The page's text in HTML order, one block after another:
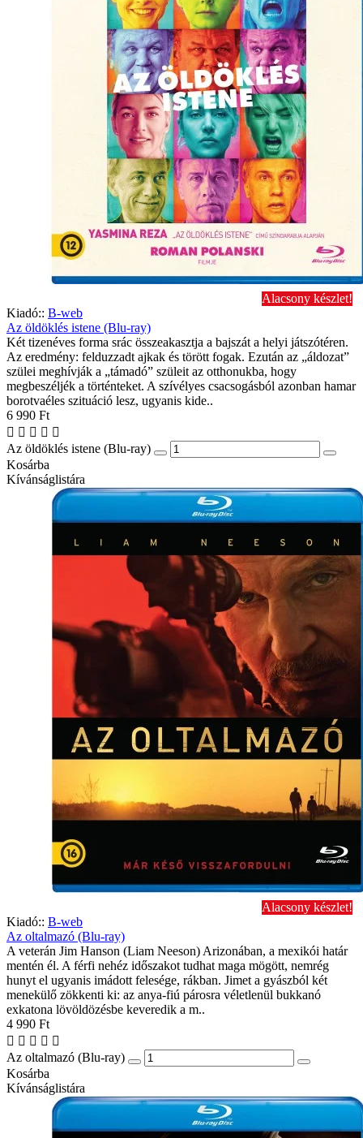
Alacsony készlet!
Kiadó:: B-web
Az öldöklés istene (Blu-ray)
Két tizenéves forma srác összeakasztja a bajszát a helyi játszótéren.
Az eredmény: felduzzadt ajkak és törött fogak. Ezután az „áldozat”
szülei meghívják a „támadó” szüleit az otthonukba, hogy
megbeszéljék a történteket. A szívélyes csacsogásból azonban hamar
borotvaéles szituáció lesz, ugyanis kide..
6 990 Ft
Az öldöklés istene (Blu-ray)
Kosárba
Kívánságlistára
Alacsony készlet!
Kiadó:: B-web
Az oltalmazó (Blu-ray)
A veterán Jim Hanson (Liam Neeson) Arizonában, a mexikói határ
mentén él. A férfi nehéz időszakot tudhat maga mögött, nemrég
hunyt el ugyanis imádott felesége, rákban. Jimet a gyászból két
menekülő zökkenti ki: az anya-fiú párosra véletlenül bukkanó
exkatona lövöldözésbe keveredik a m..
4 990 Ft
Az oltalmazó (Blu-ray)
Kosárba
Kívánságlistára